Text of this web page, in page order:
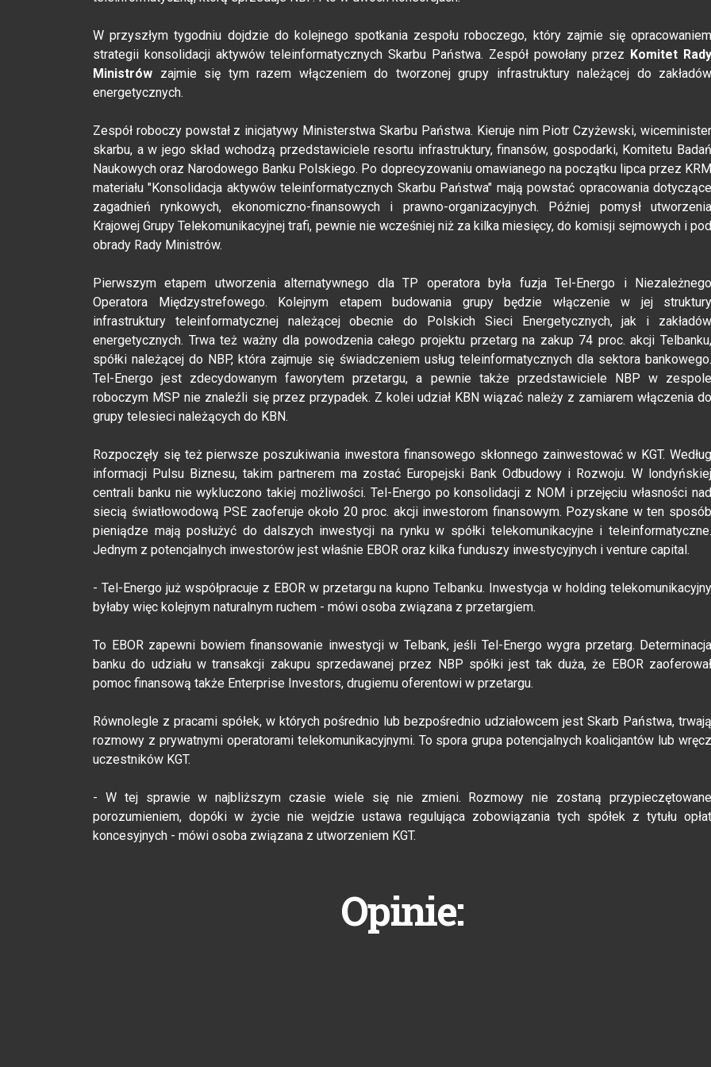
W przyszłym tygodniu dojdzie do kolejnego spotkania zespołu roboczego, który zajmie się opracowaniem
strategii konsolidacji aktywów teleinformatycznych Skarbu Państwa. Zespół powołany przez Komitet Rady
Ministrów zajmie się tym razem włączeniem do tworzonej grupy infrastruktury należącej do zakładów
energetycznych.
Zespół roboczy powstał z inicjatywy Ministerstwa Skarbu Państwa. Kieruje nim Piotr Czyżewski, wiceminister
skarbu, a w jego skład wchodzą przedstawiciele resortu infrastruktury, finansów, gospodarki, Komitetu Badań
Naukowych oraz Narodowego Banku Polskiego. Po doprecyzowaniu omawianego na początku lipca przez KRM
materiału "Konsolidacja aktywów teleinformatycznych Skarbu Państwa" mają powstać opracowania dotyczące
zagadnień rynkowych, ekonomiczno-finansowych i prawno-organizacyjnych. Później pomysł utworzenia
Krajowej Grupy Telekomunikacyjnej trafi, pewnie nie wcześniej niż za kilka miesięcy, do komisji sejmowych i pod
obrady Rady Ministrów.
Pierwszym etapem utworzenia alternatywnego dla TP operatora była fuzja Tel-Energo i Niezależnego
Operatora Międzystrefowego. Kolejnym etapem budowania grupy będzie włączenie w jej struktury
infrastruktury teleinformatycznej należącej obecnie do Polskich Sieci Energetycznych, jak i zakładów
energetycznych. Trwa też ważny dla powodzenia całego projektu przetarg na zakup 74 proc. akcji Telbanku,
spółki należącej do NBP, która zajmuje się świadczeniem usług teleinformatycznych dla sektora bankowego.
Tel-Energo jest zdecydowanym faworytem przetargu, a pewnie także przedstawiciele NBP w zespole
roboczym MSP nie znaleźli się przez przypadek. Z kolei udział KBN wiązać należy z zamiarem włączenia do
grupy telesieci należących do KBN.
Rozpoczęły się też pierwsze poszukiwania inwestora finansowego skłonnego zainwestować w KGT. Według
informacji Pulsu Biznesu, takim partnerem ma zostać Europejski Bank Odbudowy i Rozwoju. W londyńskiej
centrali banku nie wykluczono takiej możliwości. Tel-Energo po konsolidacji z NOM i przejęciu własności nad
siecią światłowodową PSE zaoferuje około 20 proc. akcji inwestorom finansowym. Pozyskane w ten sposób
pieniądze mają posłużyć do dalszych inwestycji na rynku w spółki telekomunikacyjne i teleinformatyczne.
Jednym z potencjalnych inwestorów jest właśnie EBOR oraz kilka funduszy inwestycyjnych i venture capital.
- Tel-Energo już współpracuje z EBOR w przetargu na kupno Telbanku. Inwestycja w holding telekomunikacyjny
byłaby więc kolejnym naturalnym ruchem - mówi osoba związana z przetargiem.
To EBOR zapewni bowiem finansowanie inwestycji w Telbank, jeśli Tel-Energo wygra przetarg. Determinacja
banku do udziału w transakcji zakupu sprzedawanej przez NBP spółki jest tak duża, że EBOR zaoferował
pomoc finansową także Enterprise Investors, drugiemu oferentowi w przetargu.
Równolegle z pracami spółek, w których pośrednio lub bezpośrednio udziałowcem jest Skarb Państwa, trwają
rozmowy z prywatnymi operatorami telekomunikacyjnymi. To spora grupa potencjalnych koalicjantów lub wręcz
uczestników KGT.
- W tej sprawie w najbliższym czasie wiele się nie zmieni. Rozmowy nie zostaną przypieczętowane
porozumieniem, dopóki w życie nie wejdzie ustawa regulująca zobowiązania tych spółek z tytułu opłat
koncesyjnych - mówi osoba związana z utworzeniem KGT.
Opinie: